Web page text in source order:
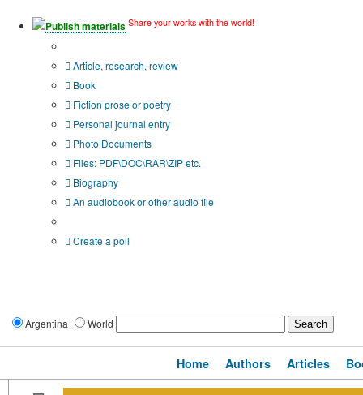
Publish materials Share your works with the world!
Article, research, review
Book
Fiction prose or poetry
Personal journal entry
Photo Documents
Files: PDF\DOC\RAR\ZIP etc.
Biography
An audiobook or other audio file
Create a poll
Argentina World
Home Authors Articles